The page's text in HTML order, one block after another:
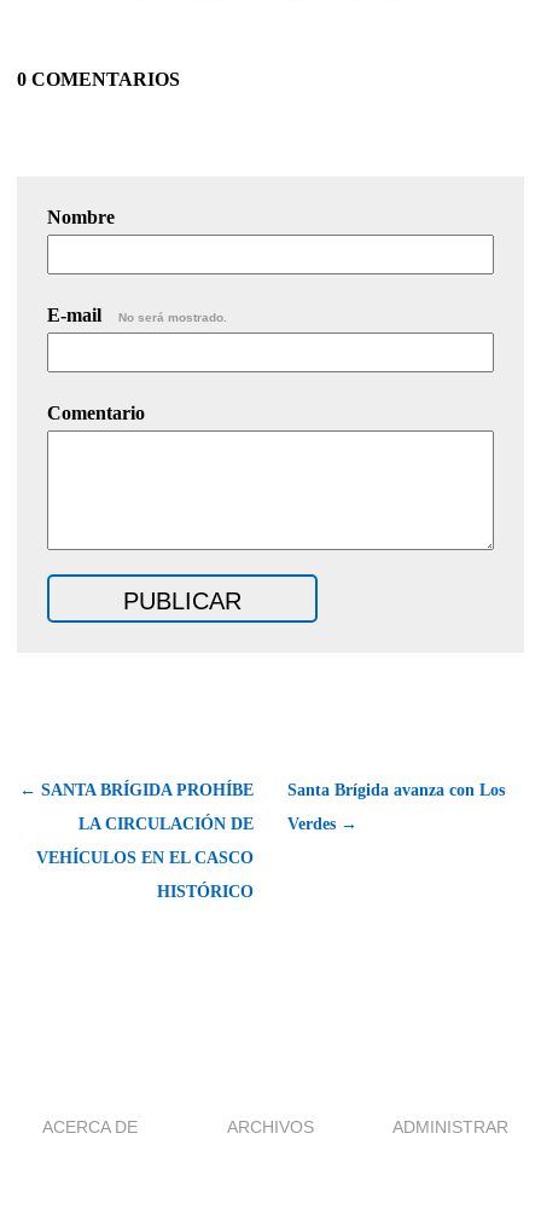
0 COMENTARIOS
Nombre
E-mail No será mostrado.
Comentario
← SANTA BRÍGIDA PROHÍBE
LA CIRCULACIÓN DE
VEHÍCULOS EN EL CASCO
HISTÓRICO
Santa Brígida avanza con Los
Verdes →
ACERCA DE ARCHIVOS ADMINISTRAR